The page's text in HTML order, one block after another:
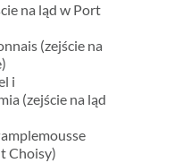
na ląd w Port
(zejście na
i
(zejście na ląd
Choisy)